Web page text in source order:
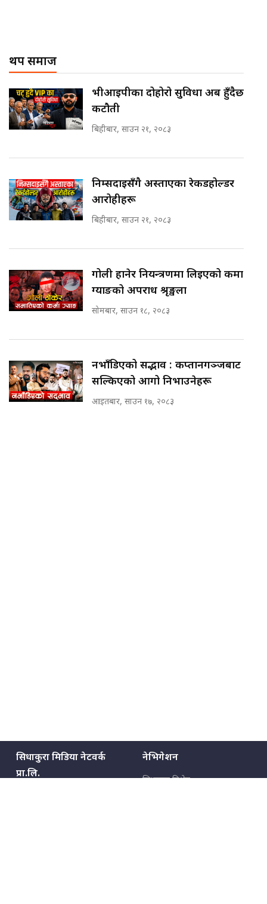
थप समाज
भीआईपीका दोहोरो सुविधा अब हुँदैछ
कटौती
बिहीबार, साउन २१, २०८३
निम्सदाइसँगै अस्ताएका रेकर्डहोल्डर
आरोहीहरू
बिहीबार, साउन २१, २०८३
गोली हानेर नियन्त्रणमा लिइएको कर्मा
ग्याङको अपराध श्रृङ्खला
सोमबार, साउन १८, २०८३
नभाँडिएको सद्भाव : कप्तानगञ्जबाट
सल्किएको आगो निभाउनेहरू
आइतबार, साउन १७, २०८३
सिधाकुरा मिडिया नेटवर्क
प्रा.लि.
नेभिगेशन